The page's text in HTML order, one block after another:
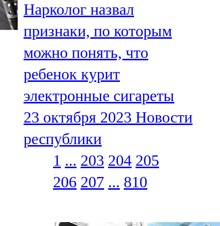
Нарколог назвал
признаки, по которым
можно понять, что
ребенок курит
электронные сигареты
23 октября 2023 Новости
республики
1 ... 203 204 205
206 207 ... 810